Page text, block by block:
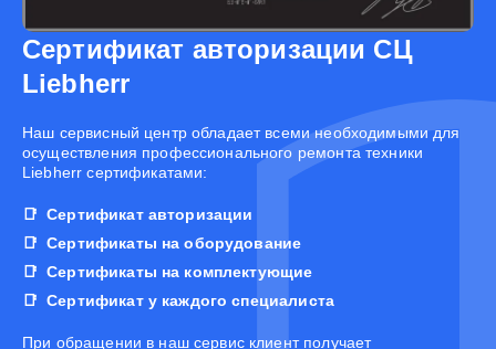
Сертификат авторизации СЦ
Liebherr
Наш сервисный центр обладает всеми необходимыми для
осуществления профессионального ремонта техники
Liebherr сертификатами:
Сертификат авторизации
Сертификаты на оборудование
Сертификаты на комплектующие
Сертификат у каждого специалиста
При обращении в наш сервис клиент получает